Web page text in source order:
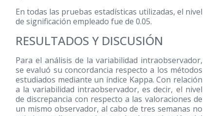
En todas las pruebas estadísticas utilizadas, el nivel
de significación empleado fue de 0.05.
RESULTADOS Y DISCUSIÓN
Para el análisis de la variabilidad intraobservador,
se evaluó su concordancia respecto a los métodos
estudiados mediante un índice Kappa. Con relación
a la variabilidad intraobservador, es decir, el nivel
de discrepancia con respecto a las valoraciones de
un mismo observador, al cabo de tres semanas no